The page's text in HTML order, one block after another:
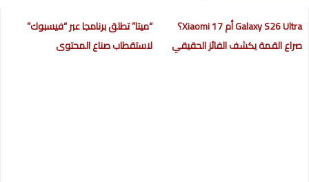
Galaxy S26 Ultra أم Xiaomi 17؟
صراع القمة يكشف الفائز الحقيقي
“ميتا” تطلق برنامجا عبر “فيسبوك”
لاستقطاب صناع المحتوى